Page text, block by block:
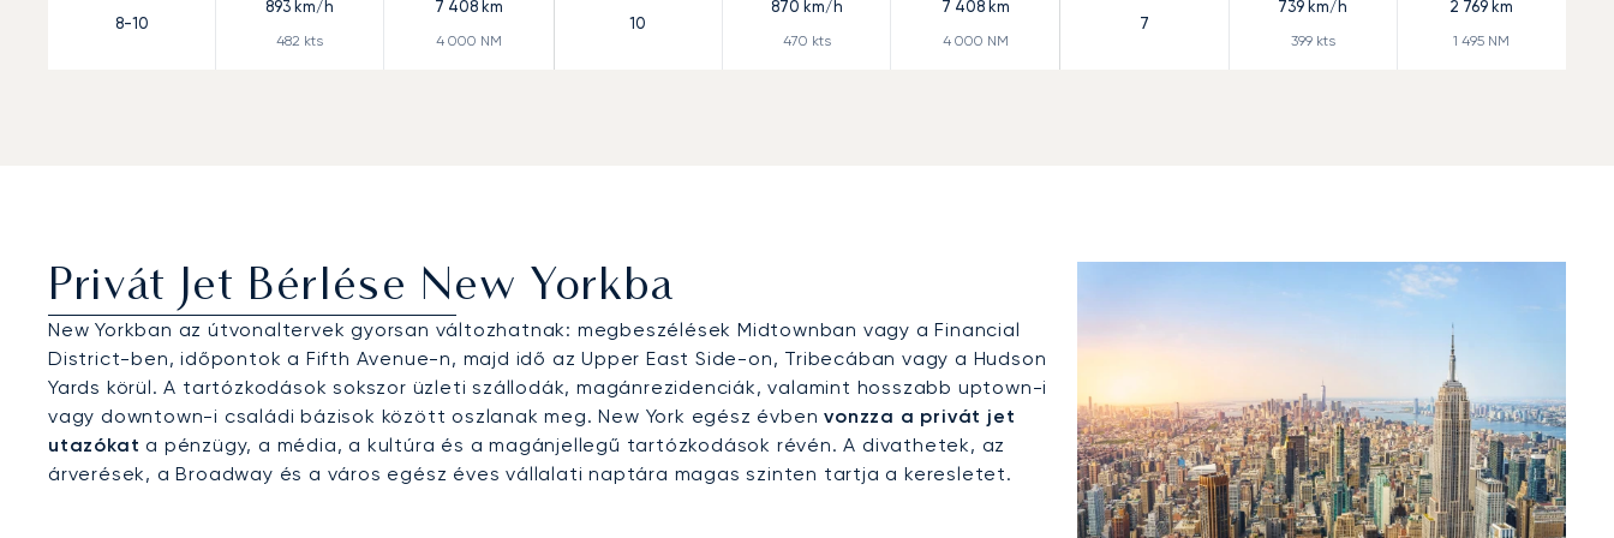
8-10
893 km/h
482 kts
7 408 km
4 000 NM
10
870 km/h
470 kts
7 408km
4 000 NM
7
739 km/h
399kts
2 769 km
1 495 NM
Privát Jet Bérlése New Yorkba
New Yorkban az útvonaltervek gyorsan változhatnak: megbeszélések Midtownban vagy a Financial
District-ben, időpontok a Fifth Avenue-n, majd idő az Upper East Side-on, Tribecában vagy a Hudson
Yards körül. A tartózkodások sokszor üzleti szállodák, magánrezidenciák, valamint hosszabb uptown-i
vagy downtown-i családi bázisok között oszlanak meg. New York egész évbenvonzza a privát jet
utazókat a pénzügy, a média, a kultúra és a magánjellegű tartózkodások révén. A divathetek, az
árverések, a Broadway és a város egész éves vállalati naptára magas szinten tartja a keresletet.